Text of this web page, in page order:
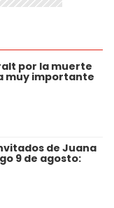
por la muerte
muy importante
de Juana
9 de agosto: